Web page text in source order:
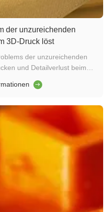
der unzureichenden
3D-Druck löst
der unzureichenden
und Detailverlust beim
genug Draht ablegt, kann
Betrag nicht ...